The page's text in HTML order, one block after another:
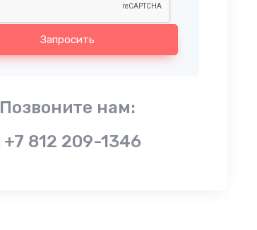
Запросить
Позвоните нам:
+7 812 209-1346